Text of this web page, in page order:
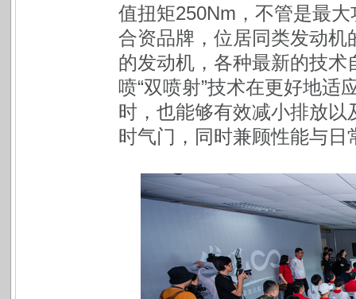
值扭矩250Nm，不管是最
合资品牌，位居同类发动
的发动机，各种最新的技
喷“双喷射”技术在更好地适
时，也能够有效减小排放
时气门，同时兼顾性能与日